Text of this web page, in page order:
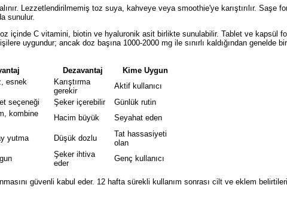
Lezzetlendirilmemiş toz suya, kahveye veya smoothie'ye karıştırılır. Saşe
sunulur.
içinde C vitamini, biotin ve hyaluronik asit birlikte sunulabilir. Tablet ve kapsül
uygundur; ancak doz başına 1000-2000 mg ile sınırlı kaldığından genelde
Dezavantaj
Kime Uygun
esnek
Karıştırma
gerekir
Aktif kullanıcı
seçeneği Şeker içerebilir
Günlük rutin
kombine
Hacim büyük Seyahat eden
yutma Düşük dozlu
Tat hassasiyeti
olan
Şeker ihtiva
eder
Genç kullanıcı
güvenli kabul eder. 12 hafta sürekli kullanım sonrası cilt ve eklem